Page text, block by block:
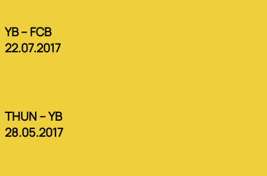
YB – FCB
22.07.2017
THUN – YB
28.05.2017